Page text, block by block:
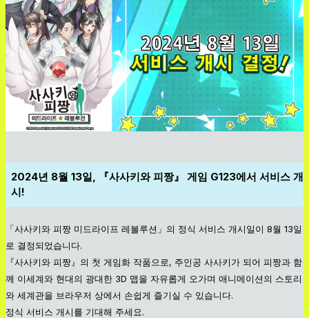
2024년 8월 13일, 『사사키와 피짱』 게임 G123에서 서비스 개
시!
「사사키와 피짱 미드라이프 레볼루션」의 정식 서비스 개시일이 8월 13일
로 결정되었습니다.
『사사키와 피짱』의 첫 게임화 작품으로, 주인공 사사키가 되어 피짱과 함
께 이세계와 현대의 광대한 3D 맵을 자유롭게 오가며 애니메이션의 스토리
와 세계관을 브라우저 상에서 손쉽게 즐기실 수 있습니다.
정식 서비스 개시를 기대해 주세요.